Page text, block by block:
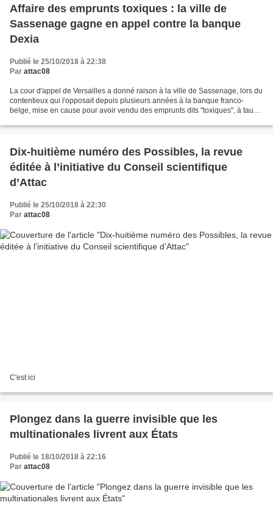
Affaire des emprunts toxiques : la ville de
Sassenage gagne en appel contre la banque
Dexia
Publié le 25/10/2018 à 22:38
Par attac08
La cour d'appel de Versailles a donné raison à la ville de Sassenage, lors du
contentieux qui l'opposait depuis plusieurs années à la banque franco-
belge, mise en cause pour avoir vendu des emprunts dits "toxiques", à taux
Dix-huitième numéro des Possibles, la revue
éditée à l’initiative du Conseil scientifique
d’Attac
Publié le 25/10/2018 à 22:30
Par attac08
C'est ici
Plongez dans la guerre invisible que les
multinationales livrent aux États
Publié le 18/10/2018 à 22:16
Par attac08